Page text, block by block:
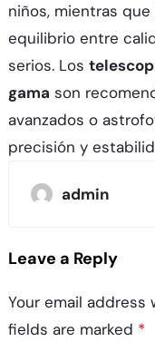
niños, mientras que
equilibrio entre
serios. Los
gama son
avanzados o
precisión y
admin
Leave a Reply
Your email
fields are marked *